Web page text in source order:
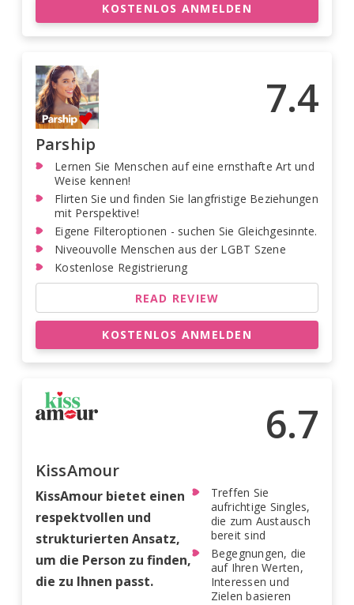
KOSTENLOS ANMELDEN
7.4
Parship
Lernen Sie Menschen auf eine ernsthafte Art und
Weise kennen!
Flirten Sie und finden Sie langfristige Beziehungen
mit Perspektive!
Eigene Filteroptionen - suchen Sie Gleichgesinnte.
Niveouvolle Menschen aus der LGBT Szene
Kostenlose Registrierung
READ REVIEW
KOSTENLOS ANMELDEN
6.7
KissAmour
KissAmour bietet einen
respektvollen und
strukturierten Ansatz,
um die Person zu finden,
die zu Ihnen passt.
Treffen Sie
aufrichtige Singles,
die zum Austausch
bereit sind
Begegnungen, die
auf Ihren Werten,
Interessen und
Zielen basieren